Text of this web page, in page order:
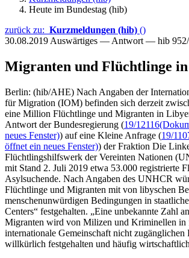
Heute im Bundestag (hib)
zurück zu: Kurzmeldungen (hib) ()
30.08.2019 Auswärtiges — Antwort — hib
Migranten und Flüchtlinge
Berlin: (hib/AHE) Nach Angaben der
für Migration (IOM) befinden sich derzeit
eine Million Flüchtlinge und Migranten in
Antwort der Bundesregierung (19/12116
neues Fenster)) auf eine Kleine Anfrage (19/
öffnet ein neues Fenster)) der Fraktion Die
Flüchtlingshilfswerk der Vereinten Nationen
mit Stand 2. Juli 2019 etwa 53.000 registrierte
Asylsuchende. Nach Angaben des UNHCR
Flüchtlinge und Migranten mit von libyschen
menschenunwürdigen Bedingungen in
Centers“ festgehalten. „Eine unbekannte Zahl
Migranten wird von Milizen und Kriminellen in
internationale Gemeinschaft nicht zugänglichen
willkürlich festgehalten und häufig